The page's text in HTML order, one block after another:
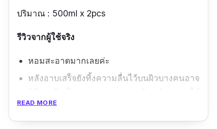
ปริมาณ : 500ml x 2pcs
รีวิวจากผู้ใช้จริง
หอมสะอาดมากเลยค่ะ
หลังอาบเสร็จยังทิ้งความลื่นไว้บนผิวบางคนอาจ
ครีมอาบน้ำตลอด รู้สึกว่าใช้แล้วผิวไม่แห้งตึงอ
ละทำความสะอาดได้ดี
READ MORE